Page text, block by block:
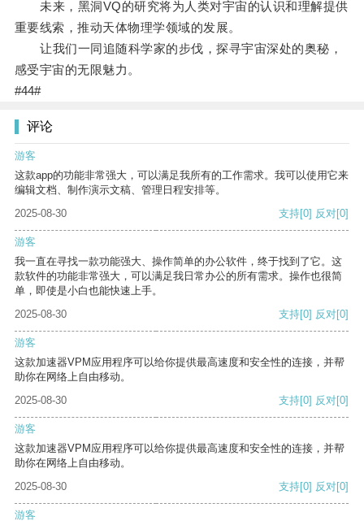
未来，黑洞VQ的研究将为人类对宇宙的认识和理解提供
重要线索，推动天体物理学领域的发展。
让我们一同追随科学家的步伐，探寻宇宙深处的奥秘，
感受宇宙的无限魅力。
#44#
评论
游客
这款app的功能非常强大，可以满足我所有的工作需求。我可以使用它来
编辑文档、制作演示文稿、管理日程安排等。
2025-08-30
支持[0] 反对[0]
游客
我一直在寻找一款功能强大、操作简单的办公软件，终于找到了它。这
款软件的功能非常强大，可以满足我日常办公的所有需求。操作也很简
单，即使是小白也能快速上手。
2025-08-30
支持[0] 反对[0]
游客
这款加速器VPM应用程序可以给你提供最高速度和安全性的连接，并帮
助你在网络上自由移动。
2025-08-30
支持[0] 反对[0]
游客
这款加速器VPM应用程序可以给你提供最高速度和安全性的连接，并帮
助你在网络上自由移动。
2025-08-30
支持[0] 反对[0]
游客